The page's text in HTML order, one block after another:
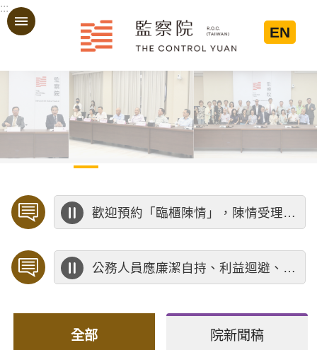
跳到主要內容區塊
:::
EN
歡迎預約「臨櫃陳情」，陳情受理中心將優先排定人員與您接談，釐清案情爭點後收案處理，以節省您的寶貴時間。
公務人員應廉潔自持、利益迴避、依法公正執行公務～考試院公務人員保障暨培訓委員會～
全部 院新聞稿